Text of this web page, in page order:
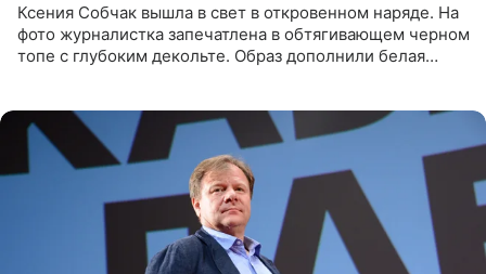
Ксения Собчак вышла в свет в откровенном наряде. На
фото журналистка запечатлена в обтягивающем черном
топе с глубоким декольте. Образ дополнили белая